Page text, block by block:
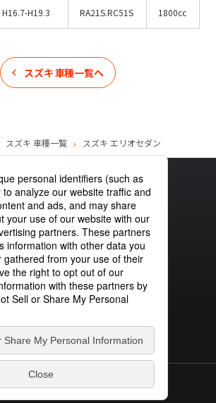
H16.7-H19.3 RA21S.RC51S 1800cc
スズキ車種一覧へ
スズキ 車種一覧 スズキ エリオセダン
グローバルプライバシーポリシー
リシーサイトポリシーお問い合わせ
ELECTRIC CO., LTD.